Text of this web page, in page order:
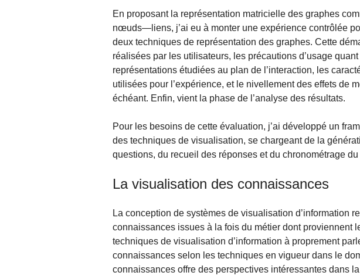
En proposant la représentation matricielle des graphes
nœuds—liens, j’ai eu à monter une expérience contrôlée
deux techniques de représentation des graphes. Cette
réalisées par les utilisateurs, les précautions d’usage
représentations étudiées au plan de l’interaction, les
utilisées pour l’expérience, et le nivellement des effets de
échéant. Enfin, vient la phase de l’analyse des résultats.
Pour les besoins de cette évaluation, j’ai développé un
des techniques de visualisation, se chargeant de la
questions, du recueil des réponses et du chronométrage
La visualisation des connaissances
La conception de systèmes de visualisation d’information
connaissances issues à la fois du métier dont proviennent
techniques de visualisation d’information à proprement
connaissances selon les techniques en vigueur dans le
connaissances offre des perspectives intéressantes dans